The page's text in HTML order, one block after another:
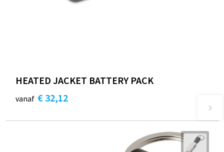
HEATED JACKET BATTERY PACK
vanaf € 32,12